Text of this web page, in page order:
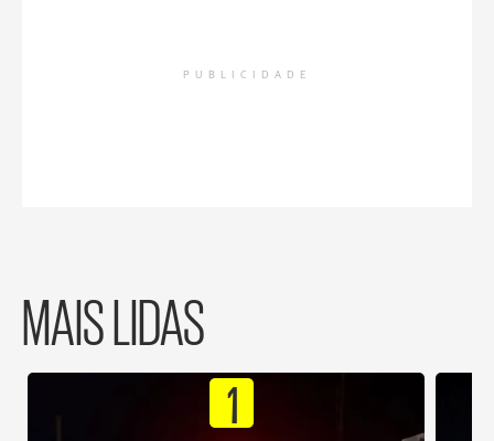
PUBLICIDADE
MAIS LIDAS
1